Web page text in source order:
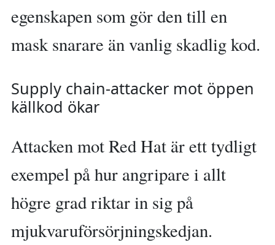
egenskapen som gör den till en
mask snarare än vanlig skadlig kod.
Supply chain-attacker mot öppen
källkod ökar
Attacken mot Red Hat är ett tydligt
exempel på hur angripare i allt
högre grad riktar in sig på
mjukvaruförsörjningskedjan.